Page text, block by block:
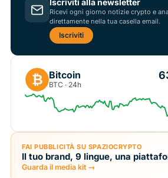
Ricevi ogni giorno notizie crypto e
direttamente nella tua casella email.
Iscriviti
₿ Bitcoin
BTC · 24h
FAI PUBBLICITÀ SU SPAZIOCRYPTO
Il tuo brand, 9 lingue, una
Guarda il media kit →